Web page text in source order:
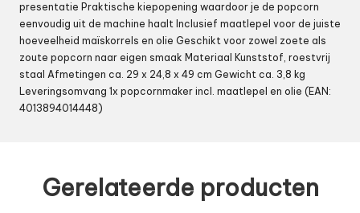
presentatie Praktische kiepopening waardoor je de popcorn
eenvoudig uit de machine haalt Inclusief maatlepel voor de juiste
hoeveelheid maïskorrels en olie Geschikt voor zowel zoete als
zoute popcorn naar eigen smaak Materiaal Kunststof, roestvrij
staal Afmetingen ca. 29 x 24,8 x 49 cm Gewicht ca. 3,8 kg
Leveringsomvang 1x popcornmaker incl. maatlepel en olie (EAN:
4013894014448)
Gerelateerde producten